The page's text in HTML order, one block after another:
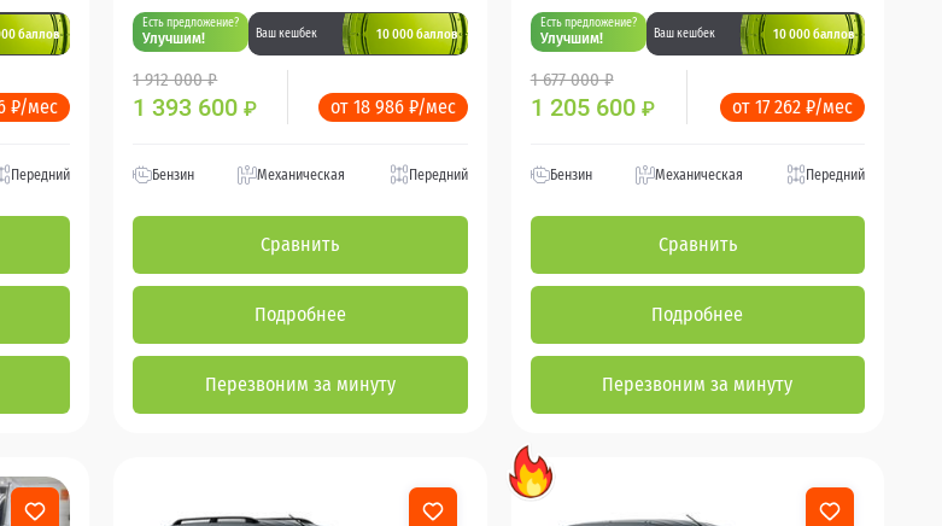
баллов
₽/мес
Передний
Есть предложение?
Улучшим! Ваш кешбек 10 000 баллов
1 912 000 ₽
1 393 600₽ от 18 986 ₽/мес
Бензин Механическая Передний
Сравнить
Подробнее
Перезвоним за минуту
Есть предложение?
Улучшим! Ваш кешбек 10 000 баллов
1 677 000 ₽
1 205 600 ₽ от 17 262 ₽/мес
Бензин Механическая Передний
Сравнить
Подробнее
Перезвоним за минуту